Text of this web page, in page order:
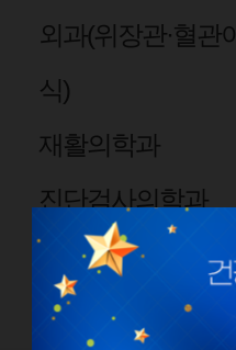
외과(위장관·혈관이
식)
재활의학과
진단검사의학과
핵의학과